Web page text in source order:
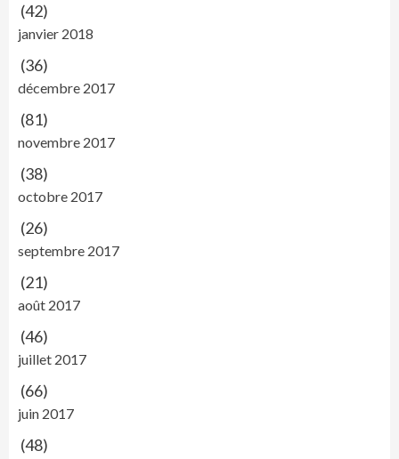
(42)
janvier 2018
(36)
décembre 2017
(81)
novembre 2017
(38)
octobre 2017
(26)
septembre 2017
(21)
août 2017
(46)
juillet 2017
(66)
juin 2017
(48)